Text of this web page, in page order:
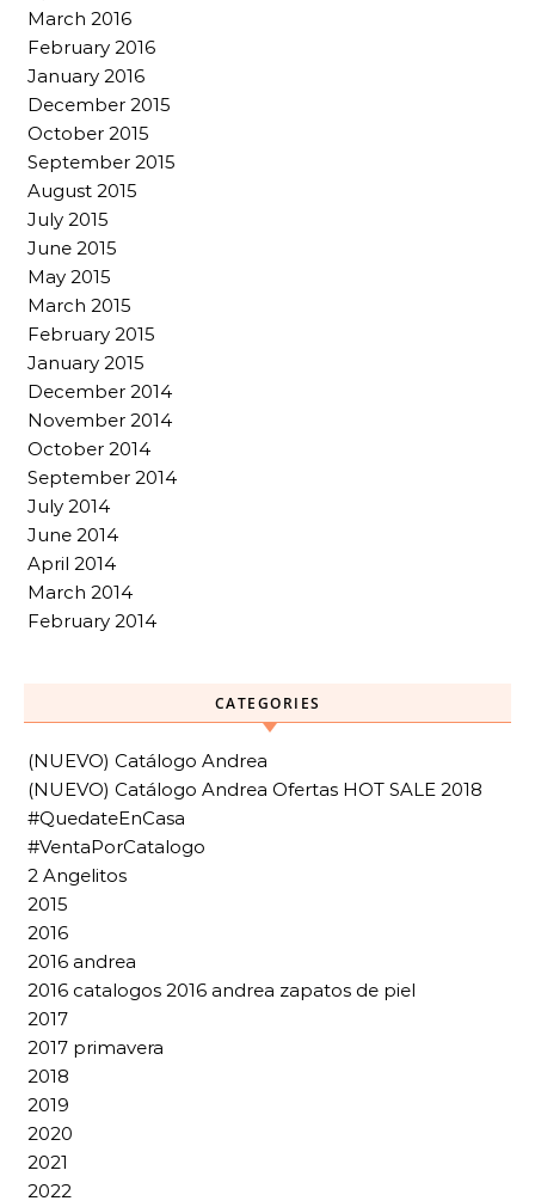
March 2016
February 2016
January 2016
December 2015
October 2015
September 2015
August 2015
July 2015
June 2015
May 2015
March 2015
February 2015
January 2015
December 2014
November 2014
October 2014
September 2014
July 2014
June 2014
April 2014
March 2014
February 2014
CATEGORIES
(NUEVO) Catálogo Andrea
(NUEVO) Catálogo Andrea Ofertas HOT SALE 2018
#QuedateEnCasa
#VentaPorCatalogo
2 Angelitos
2015
2016
2016 andrea
2016 catalogos 2016 andrea zapatos de piel
2017
2017 primavera
2018
2019
2020
2021
2022